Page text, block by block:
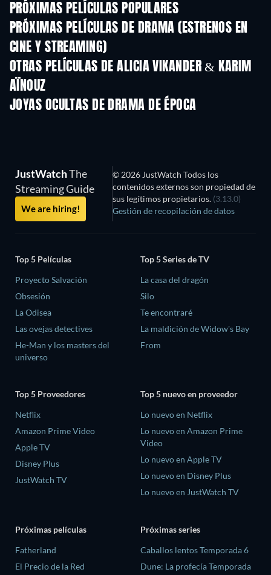
PRÓXIMAS PELÍCULAS POPULARES
PRÓXIMAS PELÍCULAS DE DRAMA (ESTRENOS EN
CINE Y STREAMING)
OTRAS PELÍCULAS DE ALICIA VIKANDER & KARIM
AÏNOUZ
JOYAS OCULTAS DE DRAMA DE ÉPOCA
TV
JustWatchThe
Streaming Guide
We are hiring!
© 2026 JustWatch Todos los
contenidos externos son propiedad de
sus legítimos propietarios. (3.13.0)
Gestión de recopilación de datos
Top 5 Películas
Proyecto Salvación
Obsesión
La Odisea
Las ovejas detectives
He-Man y los masters del
universo
Top 5 Series de TV
La casa del dragón
Silo
Te encontraré
La maldición de Widow's Bay
From
Top 5 Proveedores
Netflix
Amazon Prime Video
Apple TV
Disney Plus
JustWatch TV
Top 5 nuevo en proveedor
Lo nuevo en Netflix
Lo nuevo en Amazon Prime
Video
Lo nuevo en Apple TV
Lo nuevo en Disney Plus
Lo nuevo en JustWatch TV
Próximas películas
Fatherland
El Precio de la Red
Próximas series
Caballos lentos Temporada 6
Dune: La profecía Temporada